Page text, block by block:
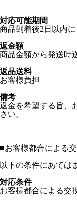
対応可能期間
商品到着後2日以内
返金額
商品金額から発送時
返品送料
お客様負担
備考
返金を希望する旨、
さい。
■お客様都合による
以下の条件にあては
対応条件
お客様都合による交